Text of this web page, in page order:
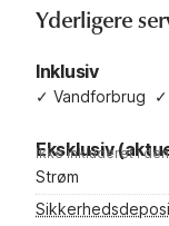
Yderligere
Inklusiv
✓ Vandforbrug ✓
Eksklusiv
Ikke inkluderet i
Strøm